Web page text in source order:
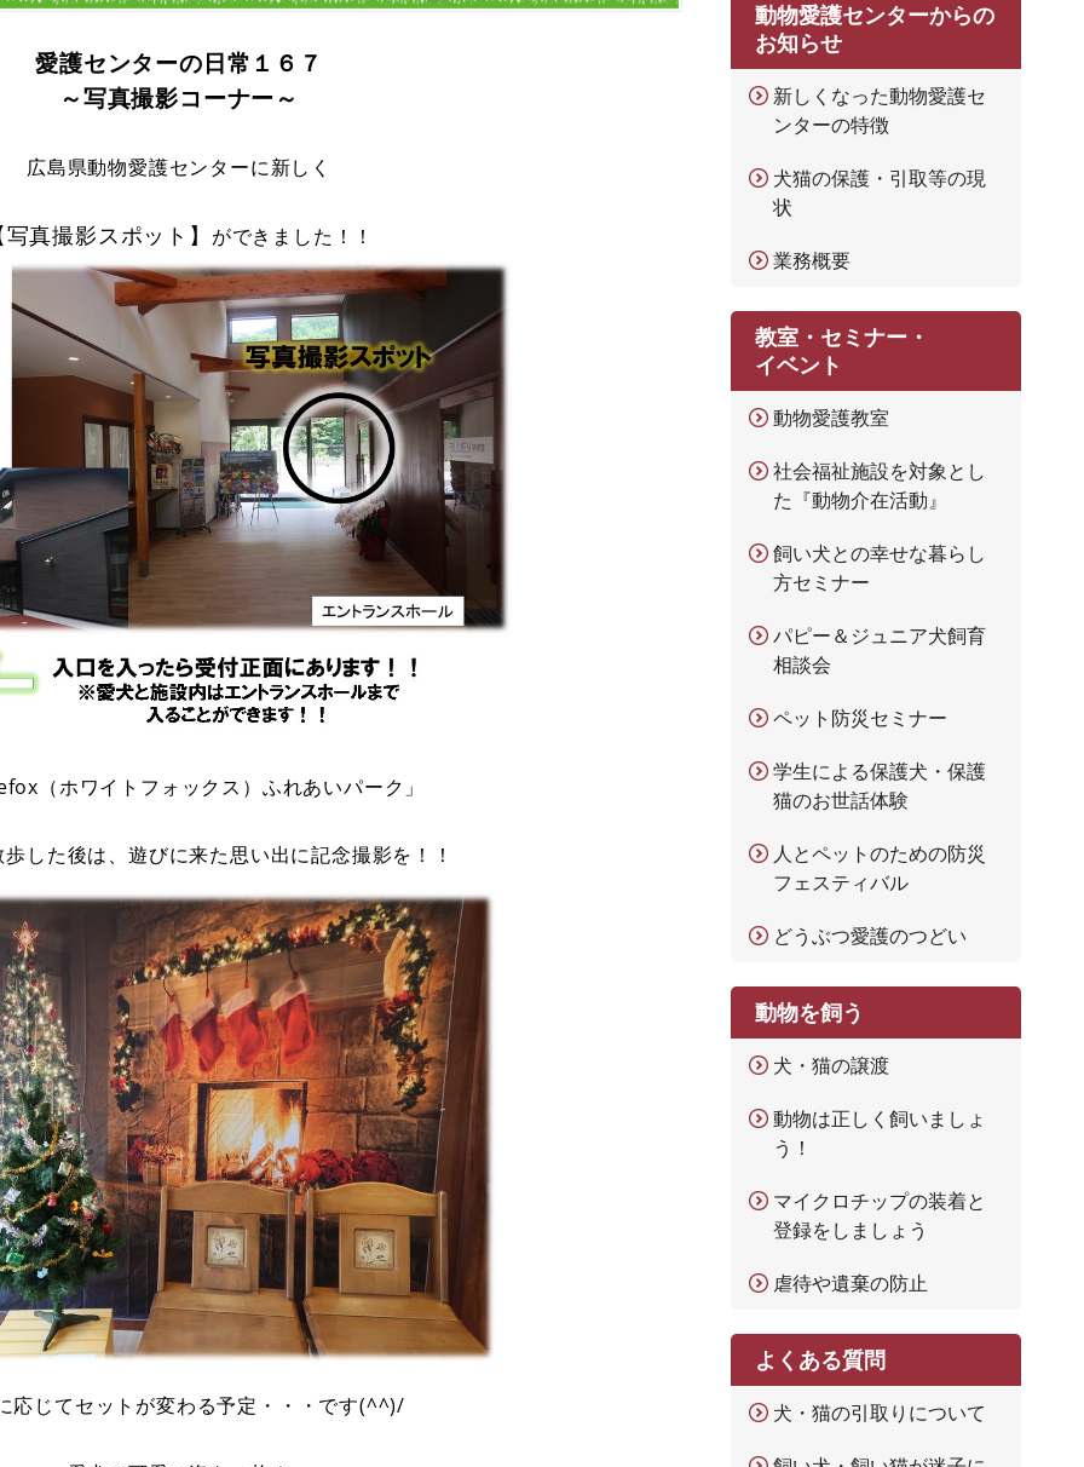
愛護センターの日常１６７
～写真撮影コーナー～
広島県動物愛護センターに新しく
写真撮影スポット】 ができました！！
（ホワイトフォックス）ふれあいパーク」
した後は、遊びに来た思い出に記念撮影を！！
応じてセットが変わる予定・・・です(^^)/
動物愛護センターからの
お知らせ
新しくなった動物愛護セ
ンターの特徴
犬猫の保護・引取等の現
状
業務概要
教室・セミナー・
イベント
動物愛護教室
社会福祉施設を対象とし
た『動物介在活動』
飼い犬との幸せな暮らし
方セミナー
パピー＆ジュニア犬飼育
相談会
ペット防災セミナー
学生による保護犬・保護
猫のお世話体験
人とペットのための防災
フェスティバル
どうぶつ愛護のつどい
動物を飼う
犬・猫の譲渡
動物は正しく飼いましょ
う！
マイクロチップの装着と
登録をしましょう
虐待や遺棄の防止
よくある質問
犬・猫の引取りについて